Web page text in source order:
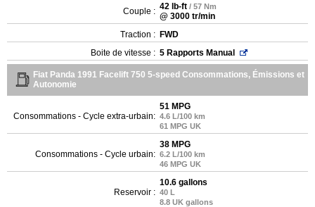
Couple : 42 lb-ft / 57 Nm
@ 3000 tr/min
Traction : FWD
Boite de vitesse : 5 Rapports Manual
Fiat Panda 1991 Facelift 750 5-speed Consommations, Émissions et
Autonomie
Consommations - Cycle extra-urbain:
51 MPG
4.6 L/100 km
61 MPG UK
Consommations - Cycle urbain:
38 MPG
6.2 L/100 km
46 MPG UK
Reservoir :
10.6 gallons
40 L
8.8 UK gallons